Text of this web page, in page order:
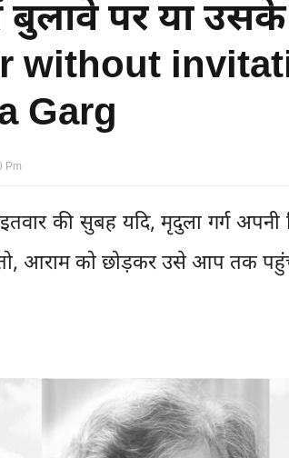
पर या उसके
without
Garg
Pm
की सुबह यदि, मृदुला गर्ग
आराम को छोड़कर उसे आप तक